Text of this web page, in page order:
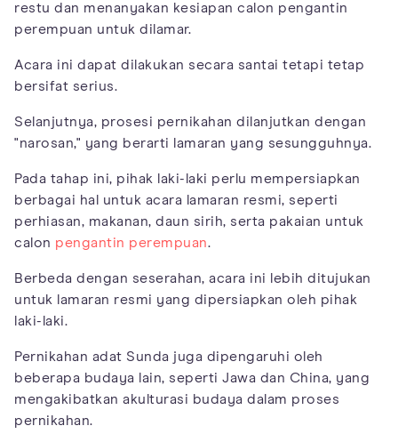
restu dan menanyakan kesiapan calon pengantin
perempuan untuk dilamar.
Acara ini dapat dilakukan secara santai tetapi tetap
bersifat serius.
Selanjutnya, prosesi pernikahan dilanjutkan dengan
"narosan," yang berarti lamaran yang sesungguhnya.
Pada tahap ini, pihak laki-laki perlu mempersiapkan
berbagai hal untuk acara lamaran resmi, seperti
perhiasan, makanan, daun sirih, serta pakaian untuk
calon pengantin perempuan.
Berbeda dengan seserahan, acara ini lebih ditujukan
untuk lamaran resmi yang dipersiapkan oleh pihak
laki-laki.
Pernikahan adat Sunda juga dipengaruhi oleh
beberapa budaya lain, seperti Jawa dan China, yang
mengakibatkan akulturasi budaya dalam proses
pernikahan.